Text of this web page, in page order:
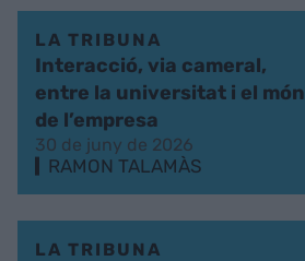
LA TRIBUNA
Interacció, via cameral,
entre la universitat i el món
de l’empresa
30 de juny de 2026
RAMON TALAMÀS
LA TRIBUNA